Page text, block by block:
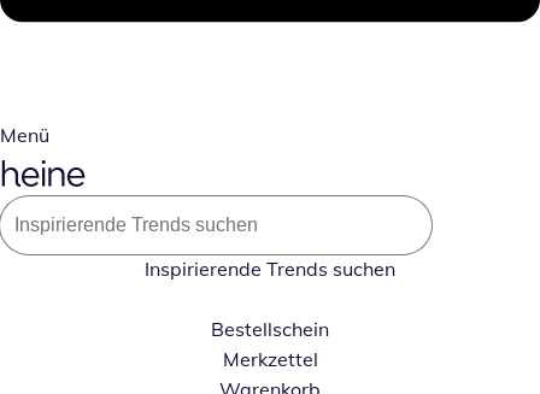
Menü
Inspirierende Trends suchen
Bestellschein
Merkzettel
Warenkorb